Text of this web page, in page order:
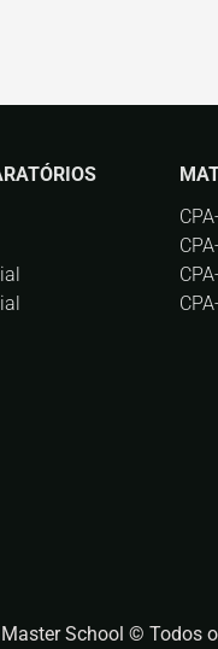
Master School © Todos